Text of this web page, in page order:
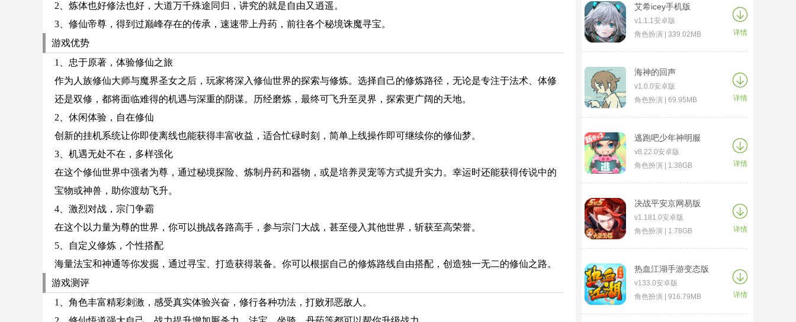
2、炼体也好修法也好，大道万千殊途同归，讲究的就是自由又逍遥。
3、修仙帝尊，得到过巅峰存在的传承，速速带上丹药，前往各个秘境诛魔寻宝。
游戏优势
1、忠于原著，体验修仙之旅
作为人族修仙大师与魔界圣女之后，玩家将深入修仙世界的探索与修炼。选择自己的修炼路径，无论是专注于法术、体修
还是双修，都将面临难得的机遇与深重的阴谋。历经磨炼，最终可飞升至灵界，探索更广阔的天地。
2、休闲体验，自在修仙
创新的挂机系统让你即使离线也能获得丰富收益，适合忙碌时刻，简单上线操作即可继续你的修仙梦。
3、机遇无处不在，多样强化
在这个修仙世界中强者为尊，通过秘境探险、炼制丹药和器物，或是培养灵宠等方式提升实力。幸运时还能获得传说中的
宝物或神兽，助你渡劫飞升。
4、激烈对战，宗门争霸
在这个以力量为尊的世界，你可以挑战各路高手，参与宗门大战，甚至侵入其他世界，斩获至高荣誉。
5、自定义修炼，个性搭配
海量法宝和神通等你发掘，通过寻宝、打造获得装备。你可以根据自己的修炼路线自由搭配，创造独一无二的修仙之路。
游戏测评
1、角色丰富精彩刺激，感受真实体验兴奋，修行各种功法，打败邪恶敌人。
艾希icey手机版
v1.1.1安卓版
角色扮演 | 339.02MB
详情
海神的回声
v1.0.0安卓版
角色扮演 | 69.95MB
详情
逃跑吧少年神明服
v8.22.0安卓版
角色扮演 | 1.38GB
详情
决战平安京网易版
v1.181.0安卓版
角色扮演 | 1.78GB
详情
热血江湖手游变态版
v133.0安卓版
角色扮演 | 916.79MB
详情